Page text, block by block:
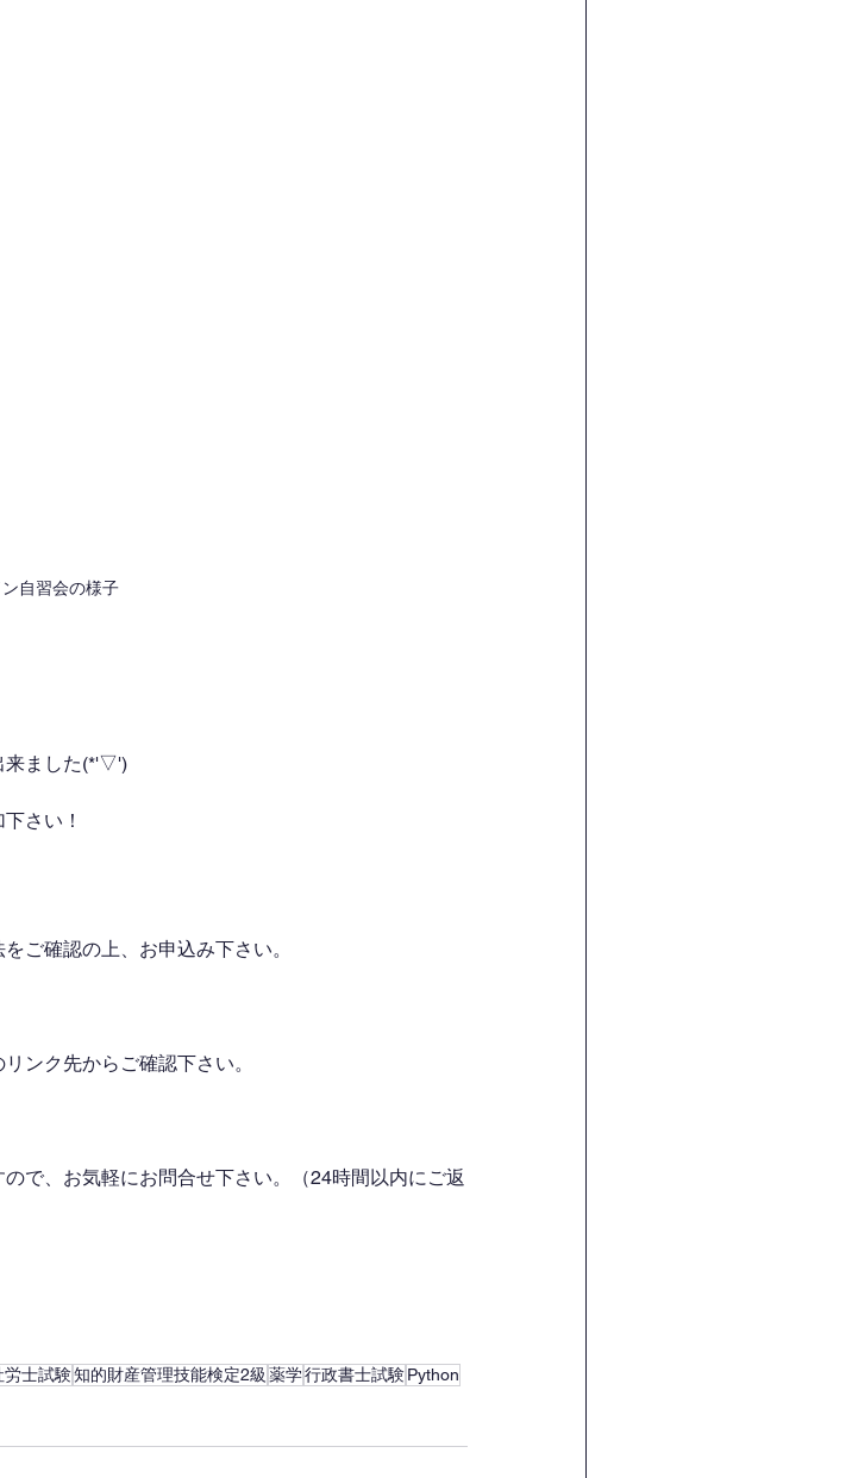
自習会の様子
来ました(*'▽')
さい！
ご確認の上、お申込み下さい。
ンク先からご確認下さい。
で、お気軽にお問合せ下さい。（24時間以内にご返
労士試験知的財産管理技能検定2級 薬学行政書士試験Python